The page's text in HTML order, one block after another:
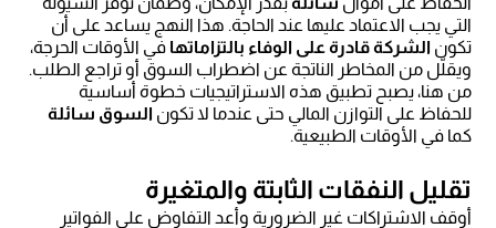
التي يجب الاعتماد عليها عند الحاجة. هذا النهج يساعد على أن
تكون الشركة قادرة على الوفاء بالتزاماتها في الأوقات الحرجة،
ويقلّل من المخاطر الناتجة عن اضطراب السوق أو تراجع الطلب.
من هنا، يصبح تطبيق هذه الاستراتيجيات خطوة أساسية
للحفاظ على التوازن المالي حتى عندما لا تكون السوق سائلة
كما في الأوقات الطبيعية.
تقليل النفقات الثابتة والمتغيرة
أوقف الاشتراكات غير الضرورية وأعد التفاوض على الفواتير